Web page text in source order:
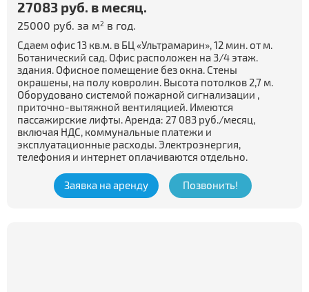
27083 руб. в месяц.
25000 руб. за м2 в год.
Сдаем офис 13 кв.м. в БЦ «Ультрамарин», 12 мин. от м.
Ботанический сад. Офис расположен на 3/4 этаж.
здания. Офисное помещение без окна. Стены
окрашены, на полу ковролин. Высота потолков 2,7 м.
Оборудовано системой пожарной сигнализации ,
приточно-вытяжной вентиляцией. Имеются
пассажирские лифты. Аренда: 27 083 руб./месяц,
включая НДС, коммунальные платежи и
эксплуатационные расходы. Электроэнергия,
телефония и интернет оплачиваются отдельно.
Заявка на аренду Позвонить!